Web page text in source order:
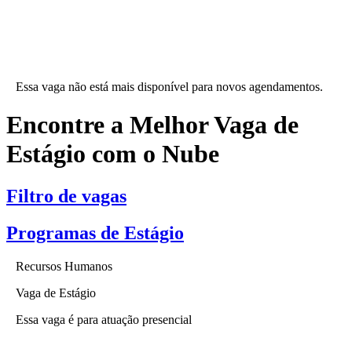
Essa vaga não está mais disponível para novos agendamentos.
Encontre a Melhor Vaga de
Estágio com o Nube
Filtro de vagas
Programas de Estágio
Recursos Humanos
Vaga de Estágio
Essa vaga é para atuação presencial